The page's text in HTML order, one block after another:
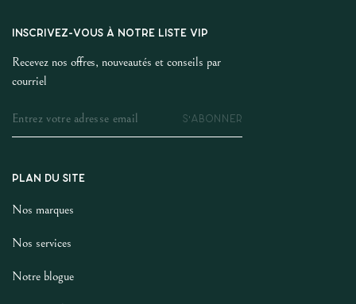
INSCRIVEZ-VOUS À NOTRE LISTE VIP
Recevez nos offres, nouveautés et conseils par
courriel
S'ABONNER
PLAN DU SITE
Nos marques
Nos services
Notre blogue